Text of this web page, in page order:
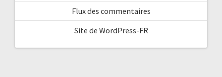
Flux des commentaires
Site de WordPress-FR